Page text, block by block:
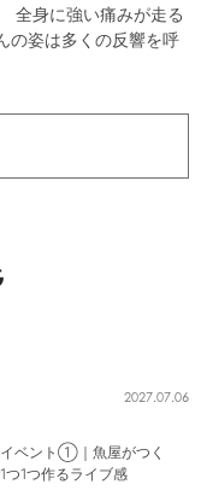
全身に強い痛みが走る
の姿は多くの反響を呼
2027.07.06
イベント①｜魚屋がつく
つ1つ作るライブ感